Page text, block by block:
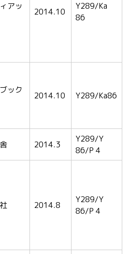
アッ
2014.10
Y289/Ka
86
ック
2014.10 Y289/Ka86
2014.3
Y289/Y
86/P 4
2014.8
Y289/Y
86/P 4